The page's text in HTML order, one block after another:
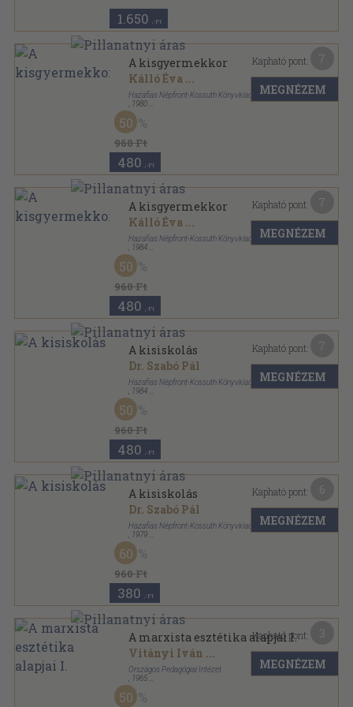
1.650 ,-Ft
A kisgyermekkor
Kálló Éva ...
Hazafias Népfront-Kossuth Könyvkiadó
1980
Ragasztott papírkötés
Szülőknek-nevelésről sorozat
960 Ft
50
480 ,-Ft
Kapható pont:
MEGNÉZEM
A kisgyermekkor
Kálló Éva ...
Hazafias Népfront-Kossuth Könyvkiadó
1984
Ragasztott papírkötés
Szülőknek-nevelésről sorozat
960 Ft
50
480 ,-Ft
Kapható pont:
MEGNÉZEM
A kisiskolás
Dr. Szabó Pál
Hazafias Népfront-Kossuth Könyvkiadó
1984
Ragasztott papírkötés
Szülőknek-nevelésről sorozat
960 Ft
50
480 ,-Ft
Kapható pont:
MEGNÉZEM
A kisiskolás
Dr. Szabó Pál
Hazafias Népfront-Kossuth Könyvkiadó
1979
Ragasztott papírkötés
Szülőknek-nevelésről sorozat
960 Ft
60
380 ,-Ft
Kapható pont:
MEGNÉZEM
A marxista esztétika alapjai I.
Vitányi Iván ...
Országos Pedagógiai Intézet
1965
Fűzött papírkötés
50
Kapható pont:
MEGNÉZEM